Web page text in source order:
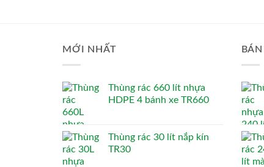
MỚI NHẤT
Thùng rác 660 lít nhựa
HDPE 4 bánh xe TR660
Thùng rác 30 lít nắp kín
TR30